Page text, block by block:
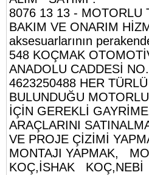
8076 13 13 - MOTORLU
BAKIM VE ONARIM
aksesuarlarının
548 KOÇMAK
ANADOLU CADDESİ
4623250488 HER
BULUNDUĞU
İÇİN GEREKLİ
ARAÇLARINI
VE PROJE ÇİZİMİ
MONTAJI YAPMAK,
KOÇ,İSHAK